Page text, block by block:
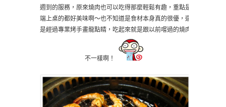
週到的服務，原來燒肉也可以吃得那麼輕鬆有趣，重點是
端上桌的都好美味啊～也不知道是食材本身真的很優，還
是經過專業烤手畫龍點睛，吃起來就是跟以前嚐過的燒肉
不一樣啊！